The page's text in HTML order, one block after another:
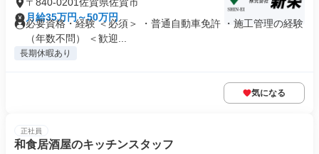
月給35万円～50万円
必要資格・経験 ＜必須＞ ・普通自動車免許 ・施工管理の経験
（年数不問） ＜歓迎...
長期休暇あり
気になる
正社員
和食居酒屋のキッチンスタッフ